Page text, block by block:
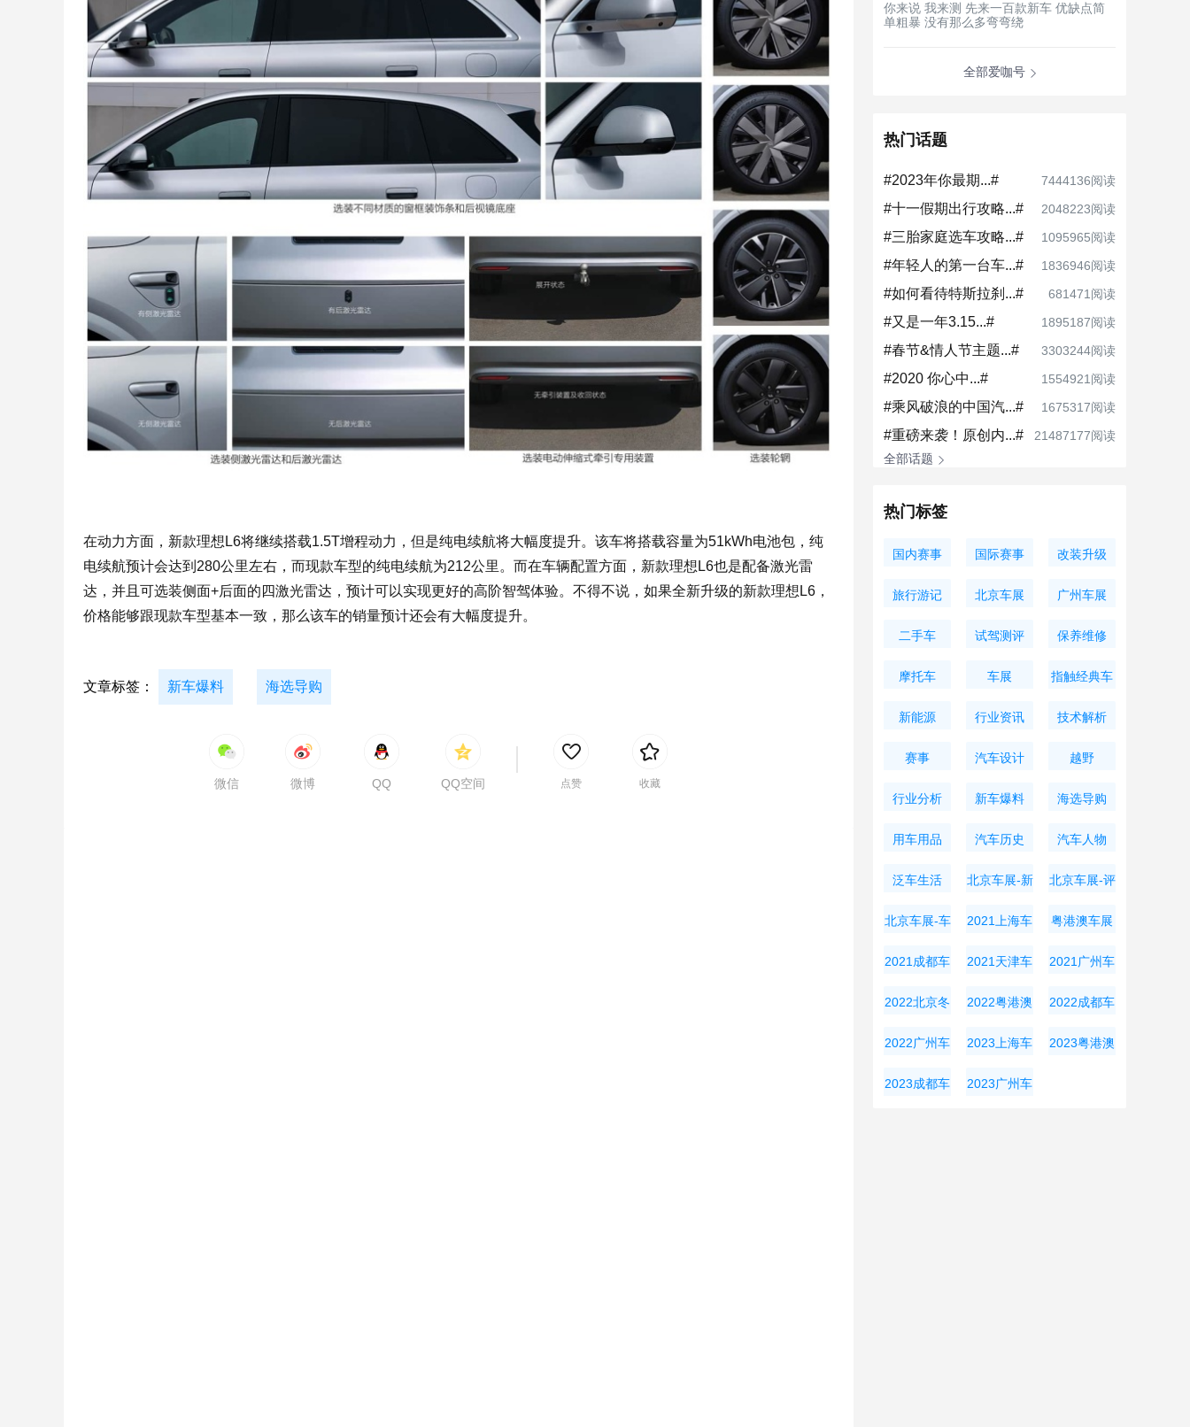
在动力方面，新款理想L6将继续搭载1.5T增程动力，但是纯电续航将大幅度提升。该车将搭载容量为51kWh电池包，纯
电续航预计会达到280公里左右，而现款车型的纯电续航为212公里。而在车辆配置方面，新款理想L6也是配备激光雷
达，并且可选装侧面+后面的四激光雷达，预计可以实现更好的高阶智驾体验。不得不说，如果全新升级的新款理想L6，
价格能够跟现款车型基本一致，那么该车的销量预计还会有大幅度提升。
文章标签： 新车爆料 海选导购
微信 微博 QQ QQ空间 点赞 收藏
你来说 我来测 先来一百款新车 优缺点简
单粗暴 没有那么多弯弯绕
全部爱咖号
热门话题
#2023年你最期...# 7444136阅读
#十一假期出行攻略...# 2048223阅读
#三胎家庭选车攻略...# 1095965阅读
#年轻人的第一台车...# 1836946阅读
#如何看待特斯拉刹...# 681471阅读
#又是一年3.15...# 1895187阅读
#春节&情人节主题...# 3303244阅读
#2020 你心中...# 1554921阅读
#乘风破浪的中国汽...# 1675317阅读
#重磅来袭！原创内...#
21487177阅读
全部话题
热门标签
国内赛事 国际赛事 改装升级
旅行游记 北京车展 广州车展
二手车 试驾测评 保养维修
摩托车 车展 指触经典车
新能源 行业资讯 技术解析
赛事 汽车设计 越野
行业分析 新车爆料 海选导购
用车用品 汽车历史 汽车人物
泛车生活 北京车展-新
车资讯
北京车展-评
测导购
北京车展-车
展周边
2021上海车 粤港澳车展
2021成都车
展
2021天津车
展
2021广州车
展
2022北京冬
奥会
2022粤港澳
大湾区车展
2022成都车
展
2022广州车
展
2023上海车
展
2023粤港澳
2023成都车 2023广州车